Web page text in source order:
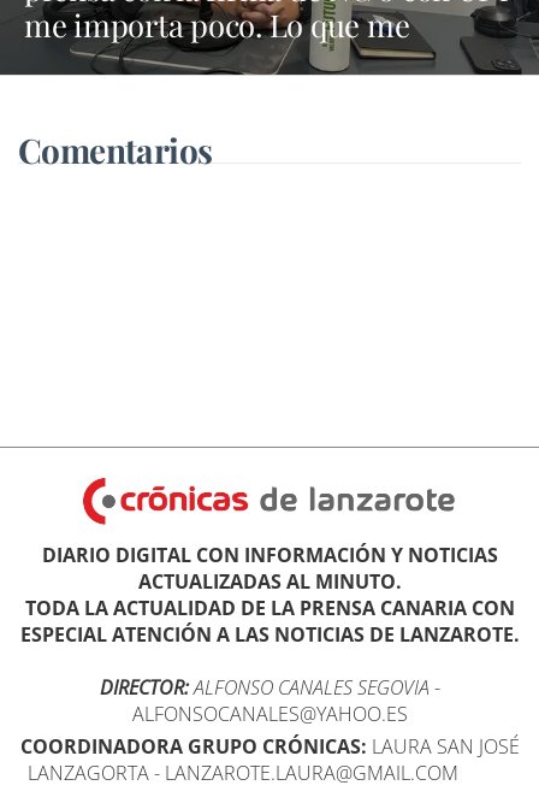
me importa poco. Lo que me
importa es lo que defienda en el
Comentarios
DIARIO DIGITAL CON INFORMACIÓN Y NOTICIAS
ACTUALIZADAS AL MINUTO.
TODA LA ACTUALIDAD DE LA PRENSA CANARIA CON
ESPECIAL ATENCIÓN A LAS NOTICIAS DE LANZAROTE.
DIRECTOR:ALFONSO CANALES SEGOVIA -
ALFONSOCANALES@YAHOO.ES
COORDINADORA GRUPO CRÓNICAS: LAURA SAN JOSÉ
LANZAGORTA - LANZAROTE.LAURA@GMAIL.COM